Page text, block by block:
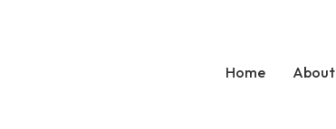
Home About